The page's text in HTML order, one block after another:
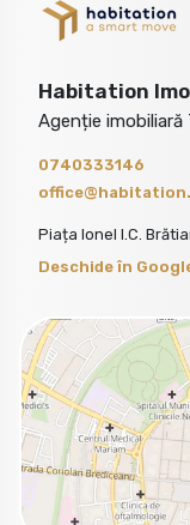
Habitation
Agenție imobiliară
0740333146
Piața Ionel I.C.
Deschide în